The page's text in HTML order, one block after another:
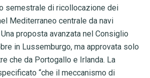
semestrale di ricollocazione dei
Mediterraneo centrale da navi
proposta avanzata nel Consiglio
in Lussemburgo, ma approvata solo
che da Portogallo e Irlanda. La
“che il meccanismo di